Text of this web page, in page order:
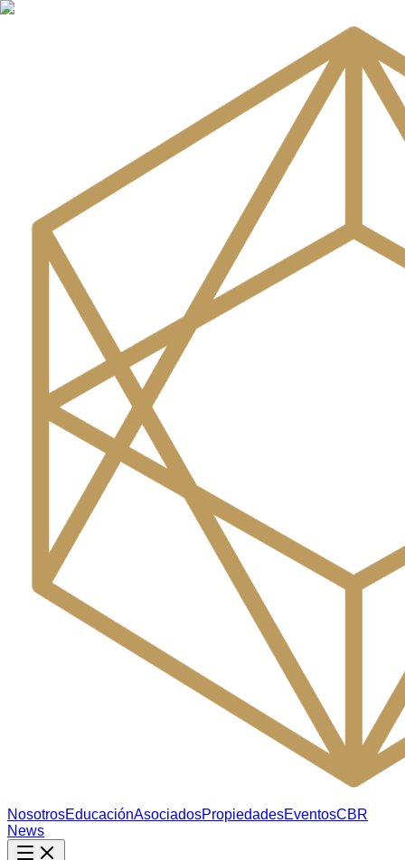
NosotrosEducaciónAsociadosPropiedadesEventosCBR
News